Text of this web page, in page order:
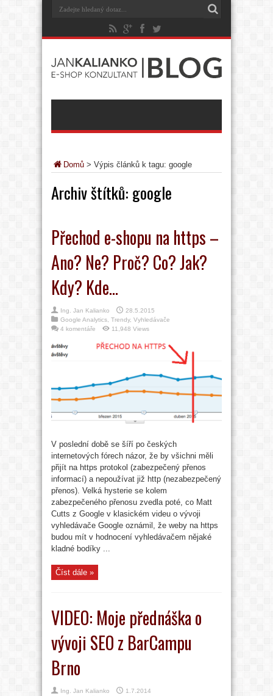
Domů > Výpis článků k tagu: google
Archiv štítků: google
Přechod e-shopu na https –
Ano? Ne? Proč? Co? Jak?
Kdy? Kde…
Ing. Jan Kalianko
28.5.2015
Google Analytics Trendy, Vyhledávače
4 komentáře
11,948 Views
V poslední době se šíří po českých
internetových fórech názor, že by všichni měli
přijít na https protokol (zabezpečený přenos
informací) a nepoužívat již http (nezabezpečený
přenos). Velká hysterie se kolem
zabezpečeného přenosu zvedla poté, co Matt
Cutts z Google v klasickém videu o vývoji
vyhledávače Google oznámil, že weby na https
budou mít v hodnocení vyhledávačem nějaké
kladné bodíky ...
Číst dále »
VIDEO: Moje přednáška o
vývoji SEO z BarCampu
Brno
Ing. Jan Kalianko
1.7.2014